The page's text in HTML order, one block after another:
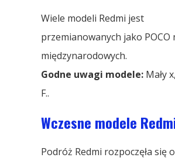
Wiele modeli Redmi jest
przemianowanych jako POCO
międzynarodowych.
Godne uwagi modele: Mały
F..
Wczesne modele
Podróż Redmi rozpoczęła się